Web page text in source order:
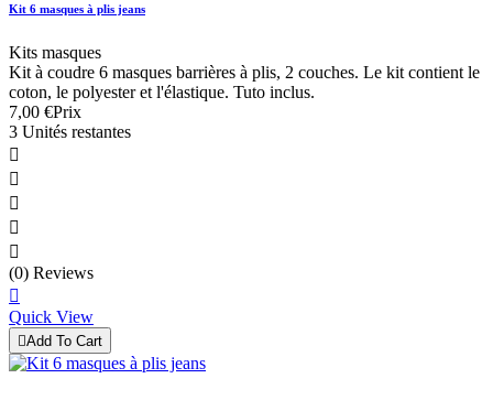
Kit 6 masques à plis jeans
Kits masques
Kit à coudre 6 masques barrières à plis, 2 couches. Le kit contient le
coton, le polyester et l'élastique. Tuto inclus.
7,00 €Prix
3 Unités restantes





(0) Reviews

Quick View
Add To Cart